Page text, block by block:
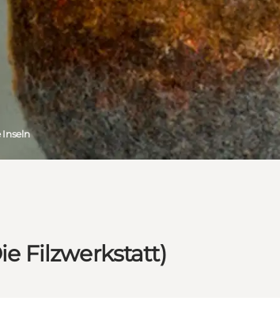
Filzwerkstatt)
Inseln